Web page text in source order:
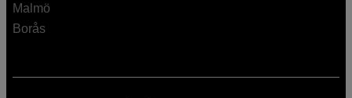
Malmö
Borås